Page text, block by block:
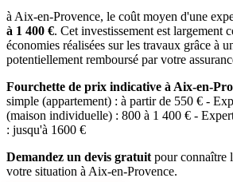
à Aix-en-Provence, le coût moyen d'une
à 1 400 €. Cet investissement est largement
économies réalisées sur les travaux grâce à
potentiellement remboursé par votre
Fourchette de prix indicative à Aix-en-
simple (appartement) : à partir de 550 € -
(maison individuelle) : 800 à 1 400 € -
: jusqu'à 1600 €
Demandez un devis gratuit pour connaître
votre situation à Aix-en-Provence.